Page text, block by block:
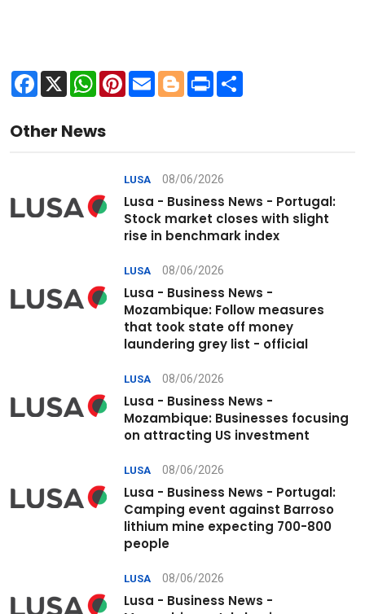
Facebook
X WhatsApp
Pinterest
Email Blogger
Print
Other News
LUSA 08/06/2026
Lusa - Business News - Portugal:
Stock market closes with slight
rise in benchmark index
LUSA 08/06/2026
Lusa - Business News -
Mozambique: Follow measures
that took state off money
laundering grey list - official
LUSA 08/06/2026
Lusa - Business News -
Mozambique: Businesses focusing
on attracting US investment
LUSA 08/06/2026
Lusa - Business News - Portugal:
Camping event against Barroso
lithium mine expecting 700-800
people
LUSA 08/06/2026
Lusa - Business News -